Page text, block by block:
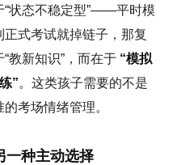
“状态不稳定型”——平时模
式考试就掉链子，那复
教新知识”，而在于 “模拟
”。这类孩子需要的不是
考场情绪管理。
一种主动选择